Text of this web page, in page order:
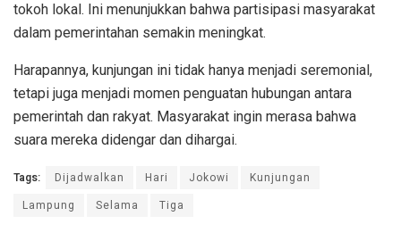
tokoh lokal. Ini menunjukkan bahwa partisipasi masyarakat
dalam pemerintahan semakin meningkat.
Harapannya, kunjungan ini tidak hanya menjadi seremonial,
tetapi juga menjadi momen penguatan hubungan antara
pemerintah dan rakyat. Masyarakat ingin merasa bahwa
suara mereka didengar dan dihargai.
Tags: Dijadwalkan Hari Jokowi
Kunjungan
Lampung
Selama Tiga